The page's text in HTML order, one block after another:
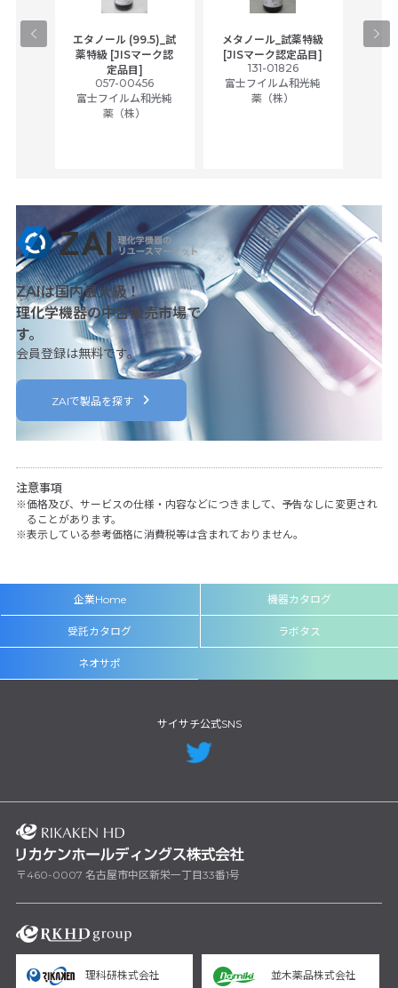
エタノール (99.5)_試
薬特級 [JISマーク認
定品目]
057-00456
富士フイルム和光純
薬（株）
メタノール_試薬特級
[JISマーク認定品目]
131-01826
富士フイルム和光純
薬（株）
ア
ZAIは国内最大級！
理化学機器の中古販売市場で
す。
会員登録は無料です。
ZAIで製品を探す
注意事項
価格及び、サービスの仕様・内容などにつきまして、予告なしに変更され
ることがあります。
表示している参考価格に消費税等は含まれておりません。
企業Home 機器カタログ
受託カタログ ラボタス
ネオサポ
サイサチ公式SNS
〒460-0007 名古屋市中区新栄一丁目33番1号
理科研株式会社 並木薬品株式会社